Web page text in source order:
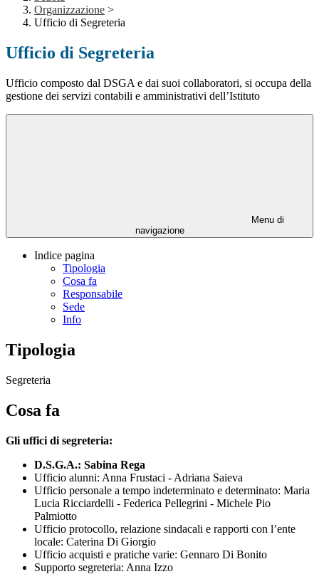
Organizzazione >
Ufficio di Segreteria
Ufficio di Segreteria
Ufficio composto dal DSGA e dai suoi collaboratori, si occupa della
gestione dei servizi contabili e amministrativi dell’Istituto
Menu di
navigazione
Indice pagina
Tipologia
Cosa fa
Responsabile
Sede
Info
Tipologia
Segreteria
Cosa fa
Gli uffici di segreteria:
D.S.G.A.: Sabina Rega
Ufficio alunni: Anna Frustaci - Adriana Saieva
Ufficio personale a tempo indeterminato e determinato: Maria
Lucia Ricciardelli - Federica Pellegrini - Michele Pio
Palmiotto
Ufficio protocollo, relazione sindacali e rapporti con l’ente
locale: Caterina Di Giorgio
Ufficio acquisti e pratiche varie: Gennaro Di Bonito
Supporto segreteria: Anna Izzo